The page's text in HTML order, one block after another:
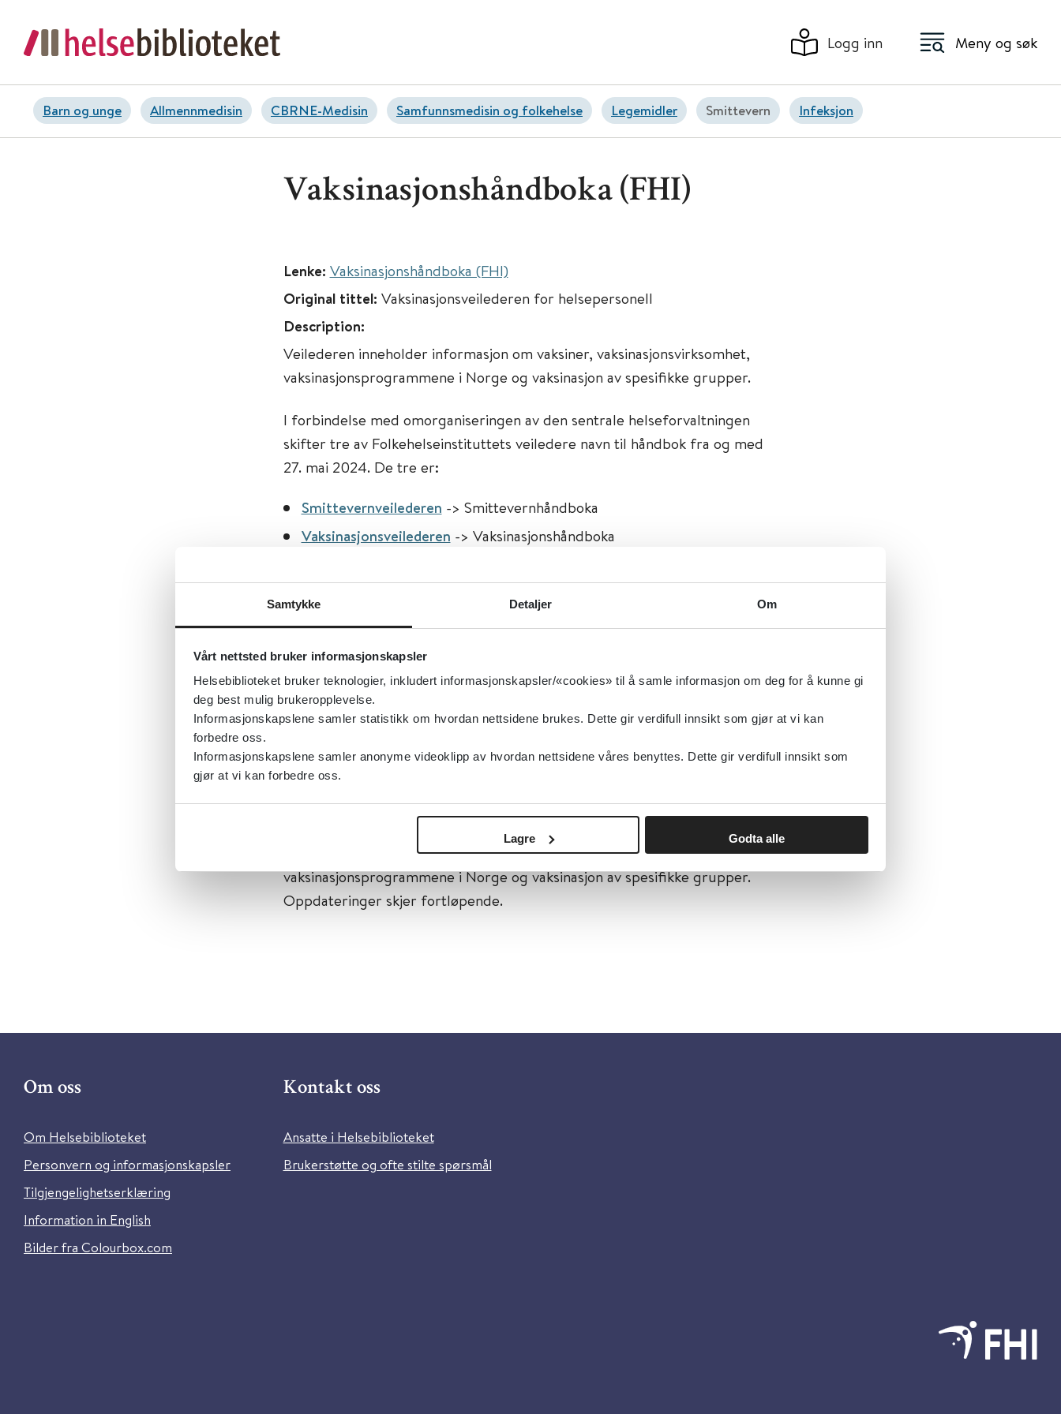
Samtykke Detaljer Om
Vårt nettsted bruker informasjonskapsler
Helsebiblioteket bruker teknologier, inkludert informasjonskapsler/«cookies» til å samle informasjon om deg for å kunne gi
deg best mulig brukeropplevelse.
Informasjonskapslene samler statistikk om hvordan nettsidene brukes. Dette gir verdifull innsikt som gjør at vi kan
forbedre oss.
Informasjonskapslene samler anonyme videoklipp av hvordan nettsidene våres benyttes. Dette gir verdifull innsikt som
gjør at vi kan forbedre oss.
Lagre Godta alle
Logg inn Meny og søk
Barn og unge Allmennmedisin CBRNE-Medisin Samfunnsmedisin og folkehelse Legemidler Smittevern Infeksjon
Vaksinasjonshåndboka (FHI)
Lenke: Vaksinasjonshåndboka (FHI)
Original tittel: Vaksinasjonsveilederen for helsepersonell
Description:
Veilederen inneholder informasjon om vaksiner, vaksinasjonsvirksomhet,
vaksinasjonsprogrammene i Norge og vaksinasjon av spesifikke grupper.
I forbindelse med omorganiseringen av den sentrale helseforvaltningen
skifter tre av Folkehelseinstituttets veiledere navn til håndbok fra og med
27. mai 2024. De tre er:
Smittevernveilederen -> Smittevernhåndboka
Vaksinasjonsveilederen -> Vaksinasjonshåndboka
Oppdateringer skjer fortløpende.
Tema:Barn og unge, Allmennmedisin, CBRNE-Medisin, Samfunnsmedisin
og folkehelse, Legemidler, Smittevern, Infeksjon
Dokumenttype: Retningslinjer, Veiledere, Oppslagsverk
Informasjon om vaksiner, vaksinasjons virksomhet,
vaksinasjonsprogrammene i Norge og vaksinasjon av spesifikke grupper.
Oppdateringer skjer fortløpende.
Om oss
Om Helsebiblioteket
Personvern og informasjonskapsler
Tilgjengelighetserklæring
Information in English
Bilder fra Colourbox.com
Kontakt oss
Ansatte i Helsebiblioteket
Brukerstøtte og ofte stilte spørsmål